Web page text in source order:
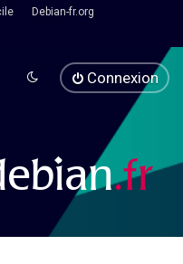
Debian-fr.org
Connexion